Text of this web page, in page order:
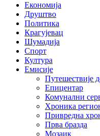
Економија
Друштво
Политика
Крагујевац
Шумадија
Спорт
Култура
Емисије
Путешествије
Епицентар
Комунални
Хроника
Привредна
Прва бразда
Мозаик